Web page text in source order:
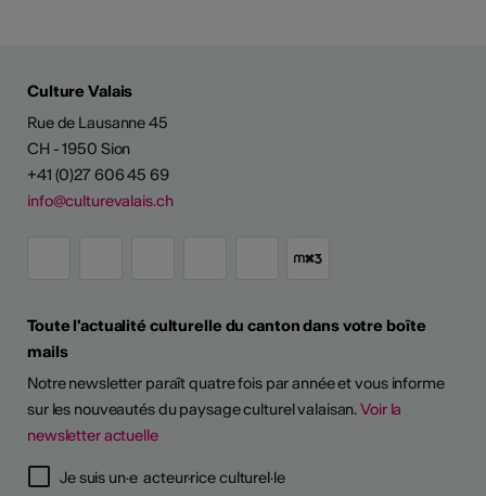
Culture Valais
Rue de Lausanne 45
CH - 1950 Sion
+41 (0)27 606 45 69
info@culturevalais.ch
Toute l'actualité culturelle du canton dans votre boîte
mails
Notre newsletter paraît quatre fois par année et vous informe
sur les nouveautés du paysage culturel valaisan.Voir la
newsletter actuelle
Je suis un·e acteur·rice culturel·le